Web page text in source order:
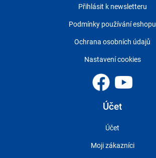
Přihlásit k newsletteru
Podmínky používání eshopu
Ochrana osobních údajů
Nastavení cookies
Účet
Účet
Moji zákazníci